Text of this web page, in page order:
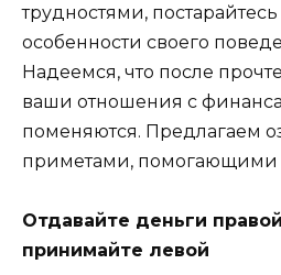
трудностями,
особенности своего
Надеемся, что после
ваши отношения с
поменяются. Предлагаем
приметами, помогающими
Отдавайте деньги
принимайте левой